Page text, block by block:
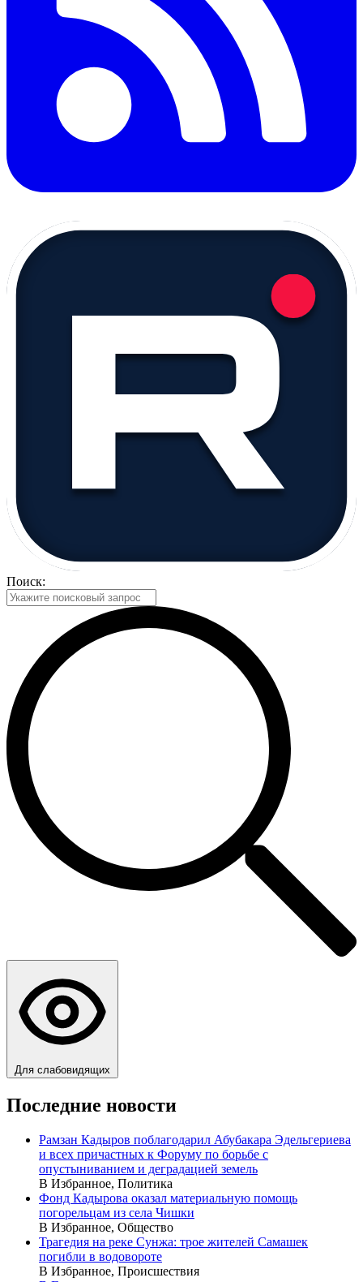
Поиск:
Для слабовидящих
Последние новости
Рамзан Кадыров поблагодарил Абубакара Эдельгериева
и всех причастных к Форуму по борьбе с
опустыниванием и деградацией земель
В Избранное, Политика
Фонд Кадырова оказал материальную помощь
погорельцам из села Чишки
В Избранное, Общество
Трагедия на реке Сунжа: трое жителей Самашек
погибли в водовороте
В Избранное, Происшествия